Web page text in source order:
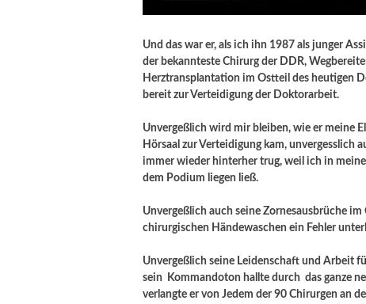
Und das war er, als ich ihn 1987 als junger
der bekannteste Chirurg der DDR,
Herztransplantation im Ostteil des heutigen
bereit zur Verteidigung der Doktorarbeit.
Unvergeßlich wird mir bleiben, wie er meine
Hörsaal zur Verteidigung kam, unvergesslich
immer wieder hinterher trug, weil ich in
dem Podium liegen ließ.
Unvergeßlich auch seine Zornesausbrüche
chirurgischen Händewaschen ein Fehler
Unvergeßlich seine Leidenschaft und Arbeit
sein Kommandoton hallte durch das ganze
verlangte er von Jedem der 90 Chirurgen an